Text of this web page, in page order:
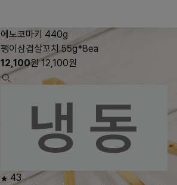
에노코마키 440g
팽이삼겹살꼬치 55g*8ea
12,100원 12,100원
43